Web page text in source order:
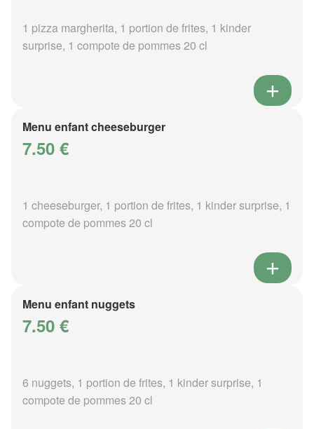
1 pizza margherita, 1 portion de frites, 1 kinder
surprise, 1 compote de pommes 20 cl
Menu enfant cheeseburger
7.50 €
1 cheeseburger, 1 portion de frites, 1 kinder surprise, 1
compote de pommes 20 cl
Menu enfant nuggets
7.50 €
6 nuggets, 1 portion de frites, 1 kinder surprise, 1
compote de pommes 20 cl